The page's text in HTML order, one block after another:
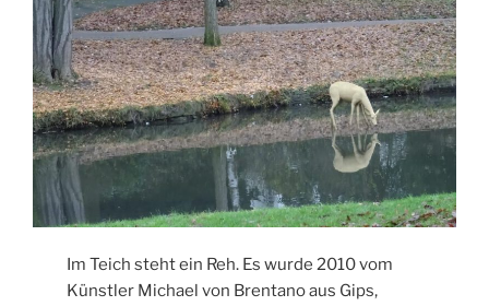
Im Teich steht ein Reh. Es wurde 2010 vom
Künstler Michael von Brentano aus Gips,